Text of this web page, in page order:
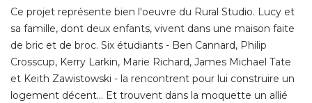
Ce projet représente bien l'oeuvre du Rural Studio. Lucy et
sa famille, dont deux enfants, vivent dans une maison faite
de bric et de broc. Six étudiants - Ben Cannard, Philip
Crosscup, Kerry Larkin, Marie Richard, James Michael Tate
et Keith Zawistowski - la rencontrent pour lui construire un
logement décent... Et trouvent dans la moquette un allié